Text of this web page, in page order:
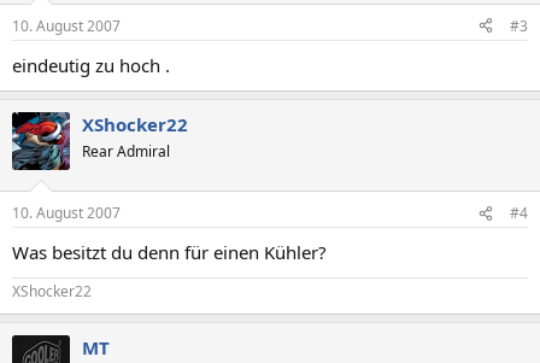
10. August 2007 #3
eindeutig zu hoch .
XShocker22
Rear Admiral
10. August 2007 #4
Was besitzt du denn für einen Kühler?
XShocker22
MT